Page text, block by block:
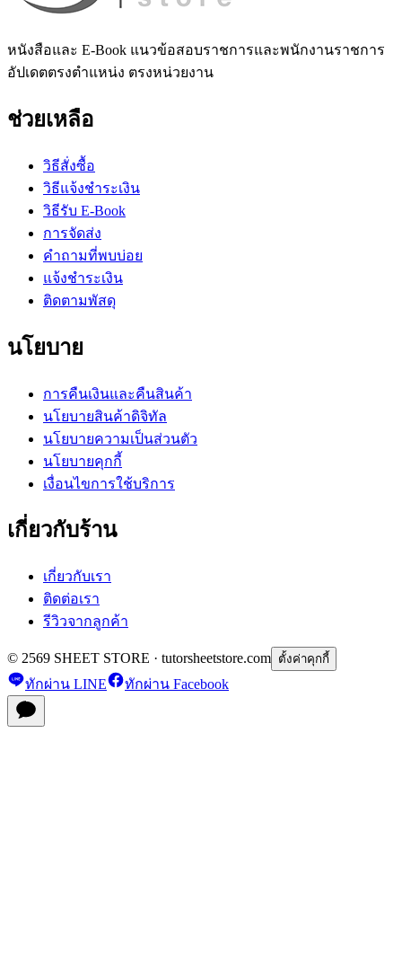
หนังสือและ E-Book แนวข้อสอบราชการและพนักงานราชการ
อัปเดตตรงตำแหน่ง ตรงหน่วยงาน
ช่วยเหลือ
วิธีสั่งซื้อ
วิธีแจ้งชำระเงิน
วิธีรับ E-Book
การจัดส่ง
คำถามที่พบบ่อย
แจ้งชำระเงิน
ติดตามพัสดุ
นโยบาย
การคืนเงินและคืนสินค้า
นโยบายสินค้าดิจิทัล
นโยบายความเป็นส่วนตัว
นโยบายคุกกี้
เงื่อนไขการใช้บริการ
เกี่ยวกับร้าน
เกี่ยวกับเรา
ติดต่อเรา
รีวิวจากลูกค้า
© 2569 SHEET STORE · tutorsheetstore.com ตั้งค่าคุกกี้
ทักผ่าน LINE ทักผ่าน Facebook